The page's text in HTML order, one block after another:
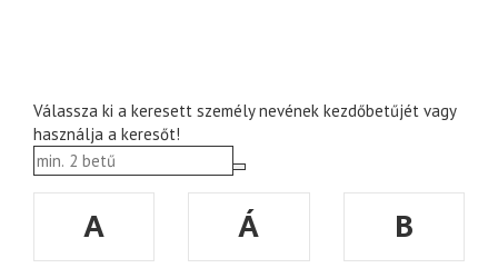
Válassza ki a keresett személy nevének kezdőbetűjét vagy
használja a keresőt!
A Á
B